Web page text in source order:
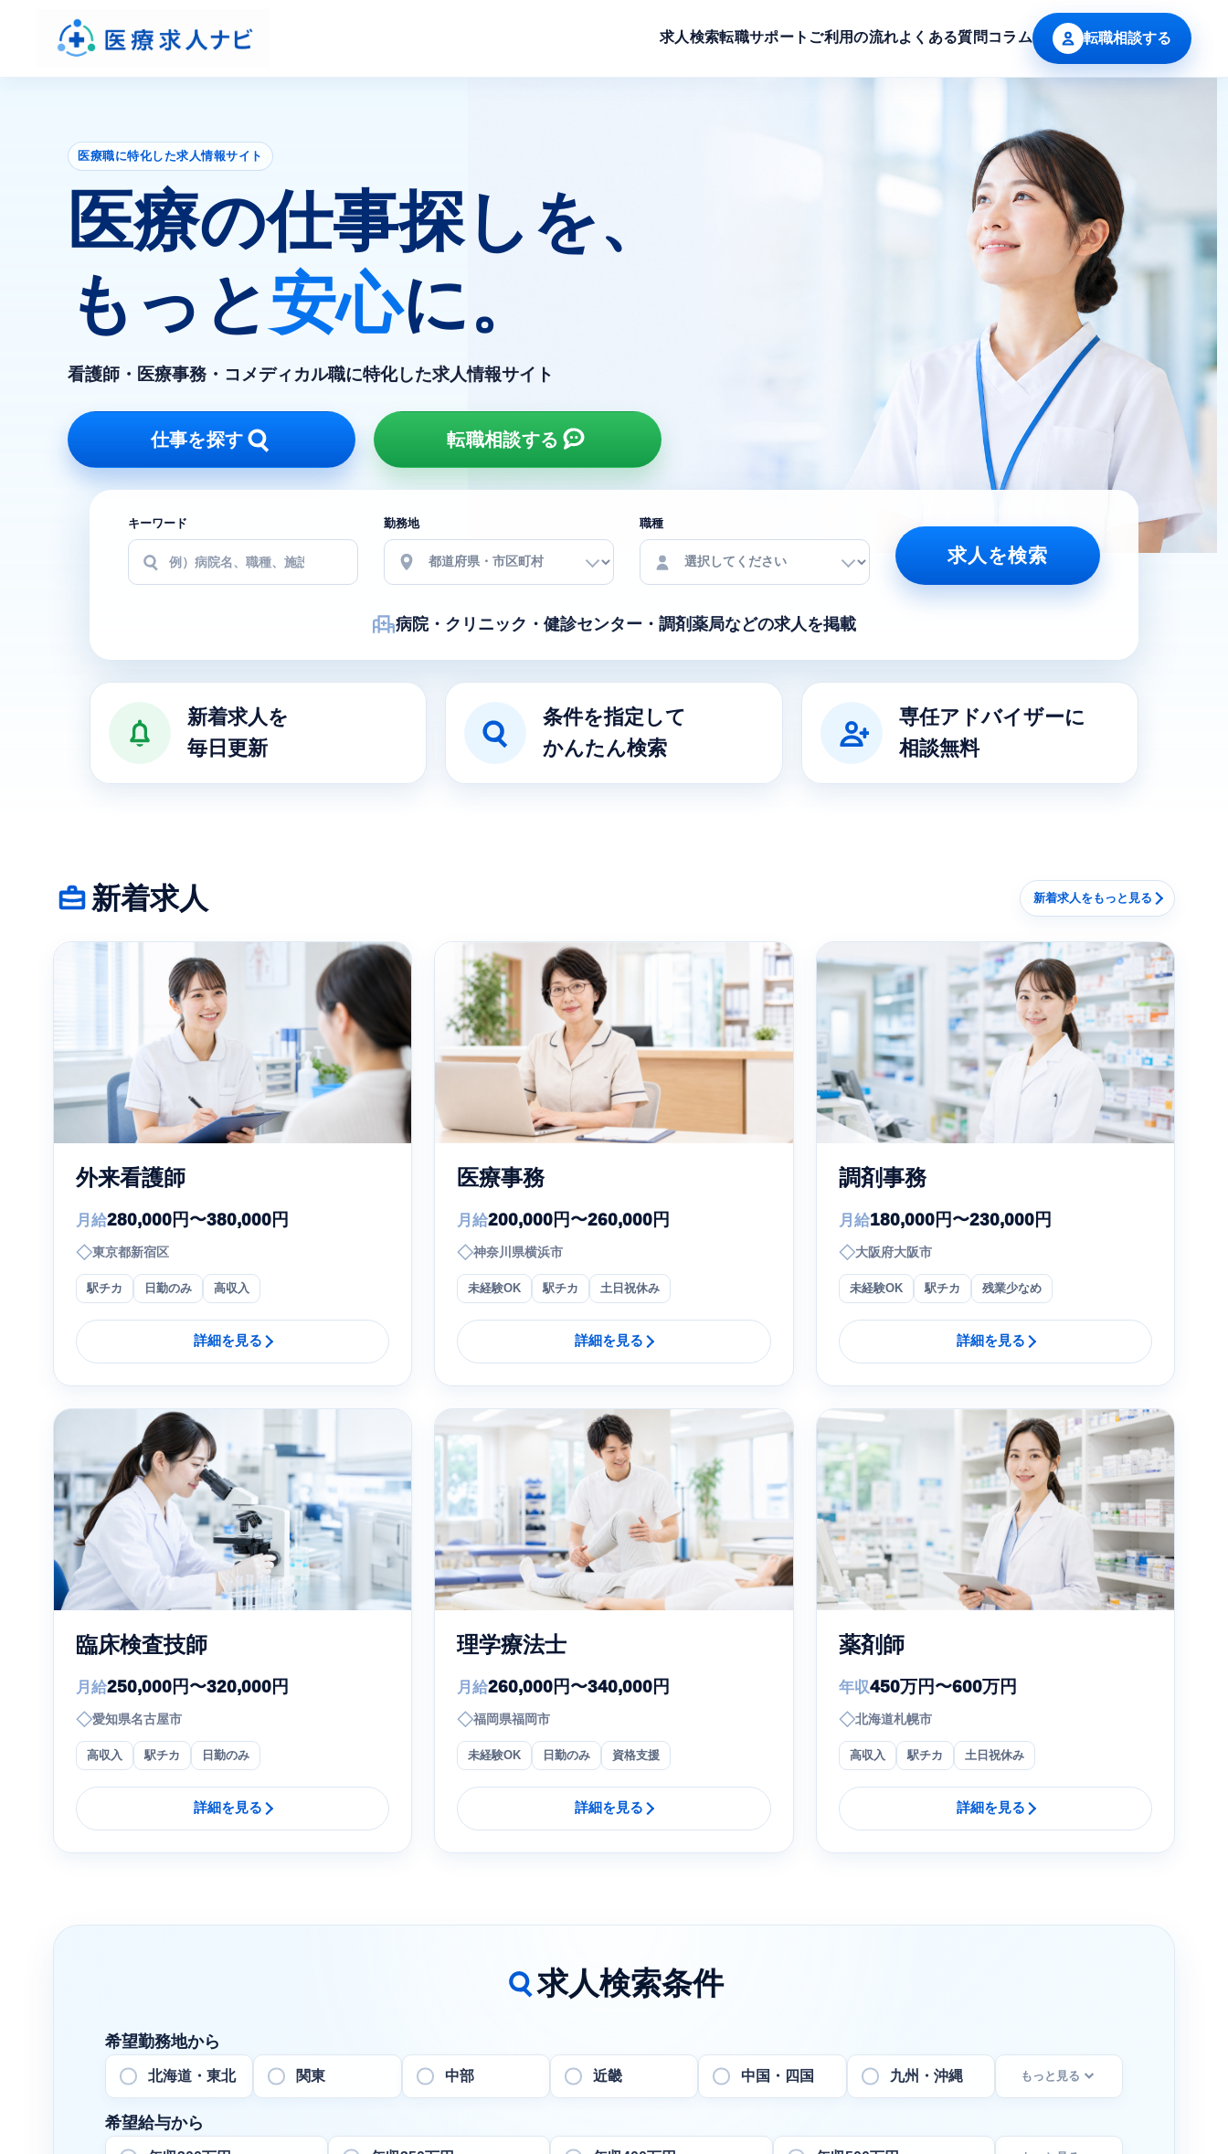
求人検索転職サポート ご利用の流れよくある質問 コラム 転職相談する
医療職に特化した求人情報サイト
医療の仕事探しを、
もっと安心に。
看護師・医療事務・コメディカル職に特化した求人情報サイト
仕事を探す 転職相談する
キーワード 勤務地 職種
求人を検索
病院・クリニック・健診センター・ 調剤薬局などの求人を掲載
医療求人ナビの特徴
新着求人を
毎日更新
条件を指定して
かんたん検索
専任アドバイザーに
相談無料
新着求人 新着求人をもっと見る
外来看護師
月給280,000円〜380,000円
◇東京都新宿区
駅チカ 日勤のみ 高収入
詳細を見る
医療事務
月給200,000円〜260,000円
◇神奈川県横浜市
未経験OK 駅チカ 土日祝休み
詳細を見る
調剤事務
月給180,000円〜230,000円
◇大阪府大阪市
未経験OK 駅チカ 残業少なめ
詳細を見る
臨床検査技師
月給250,000円〜320,000円
◇愛知県名古屋市
高収入 駅チカ 日勤のみ
詳細を見る
理学療法士
月給260,000円〜340,000円
◇福岡県福岡市
未経験OK 日勤のみ 資格支援
詳細を見る
薬剤師
年収450万円〜600万円
◇北海道札幌市
高収入 駅チカ 土日祝休み
詳細を見る
求人検索条件
希望勤務地から
北海道・東北 関東 中部 近畿 中国・四国 九州・沖縄 もっと見る
希望給与から